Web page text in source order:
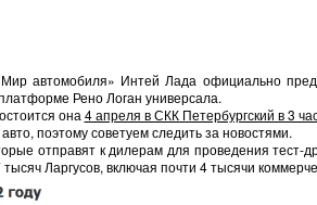
автомобиля» Интей Лада официально
Рено Логан универсала.
она 4 апреля в СКК Петербургский в 3
поэтому советуем следить за новостями.
отправят к дилерам для проведения тест-
Ларгусов, включая почти 4 тысячи